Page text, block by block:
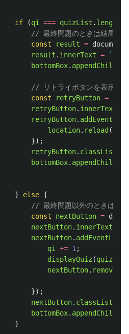
if (qi === quizList . length
// 最終問題のときは結果を
const
result = document
result . innerText = `
bottomBox. appendChild
// リトライボタンを表示する
const
retryButton =
retryButton. innerText
retryButton.
location. reload ();
});
retryButton. classList
bottomBox. appendChild
} else {
// 最終問題以外のときは、
const
nextButton =
nextButton. innerText
nextButton.
qi
+= 1 ;
displayQuiz (quizList
nextButton. remove
});
nextButton. classList
bottomBox. appendChild
}